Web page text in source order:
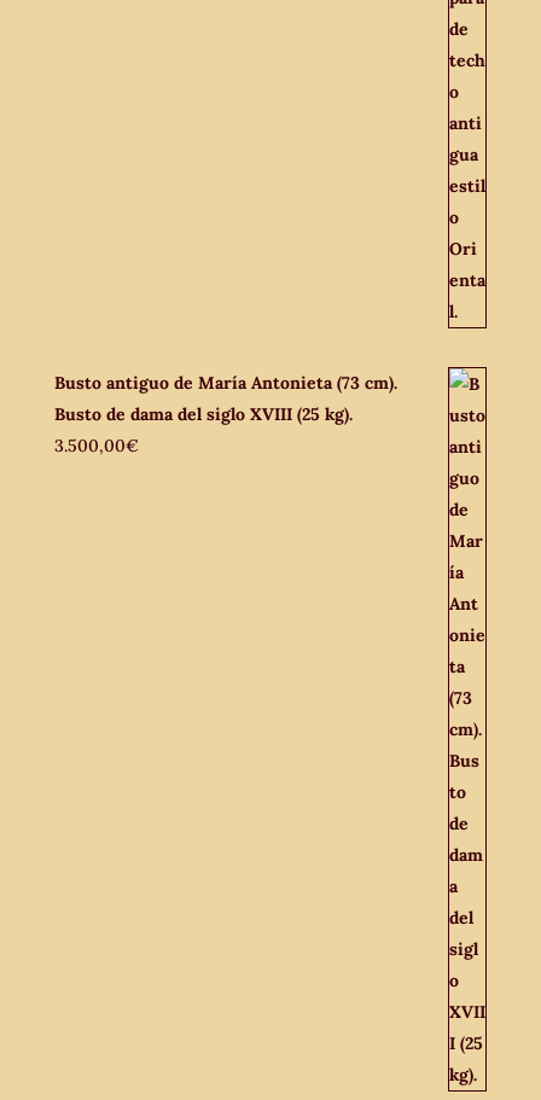
Busto antiguo de María Antonieta (73 cm).
Busto de dama del siglo XVIII (25 kg).
3.500,00€